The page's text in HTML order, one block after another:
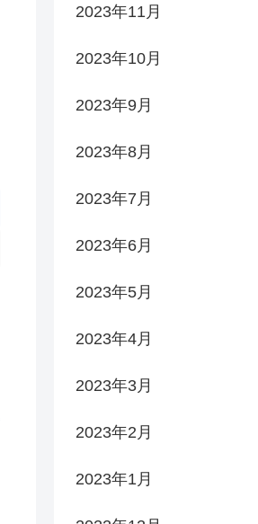
2023年11月
2023年10月
2023年9月
2023年8月
2023年7月
2023年6月
2023年5月
2023年4月
2023年3月
2023年2月
2023年1月